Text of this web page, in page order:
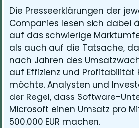
Die Presseerklärungen der
Companies lesen sich dabei
auf das schwierige
als auch auf die Tatsache,
nach Jahren des
auf Effizienz und Profitabilität
möchte. Analysten und
der Regel, dass Software-
Microsoft einen Umsatz pro
500.000 EUR machen.